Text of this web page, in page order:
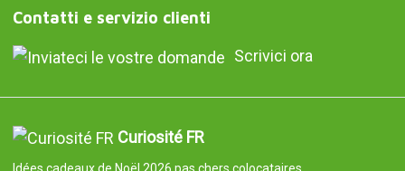
Contatti e servizio clienti
Scrivici ora
Curiosité FR